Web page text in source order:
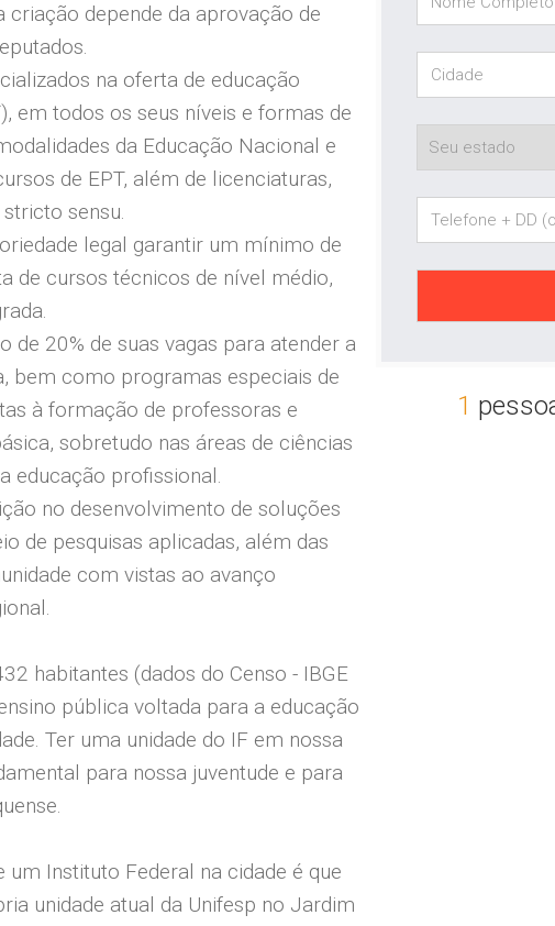
criação depende da aprovação de
na oferta de educação
em todos os seus níveis e formas de
da Educação Nacional e
de EPT, além de licenciaturas,
sensu.
legal garantir um mínimo de
de cursos técnicos de nível médio,
de 20% de suas vagas para atender a
bem como programas especiais de
à formação de professoras e
sobretudo nas áreas de ciências
educação profissional.
no desenvolvimento de soluções
de pesquisas aplicadas, além das
com vistas ao avanço
habitantes (dados do Censo - IBGE
pública voltada para a educação
Ter uma unidade do IF em nossa
para nossa juventude e para
Instituto Federal na cidade é que
unidade atual da Unifesp no Jardim
1